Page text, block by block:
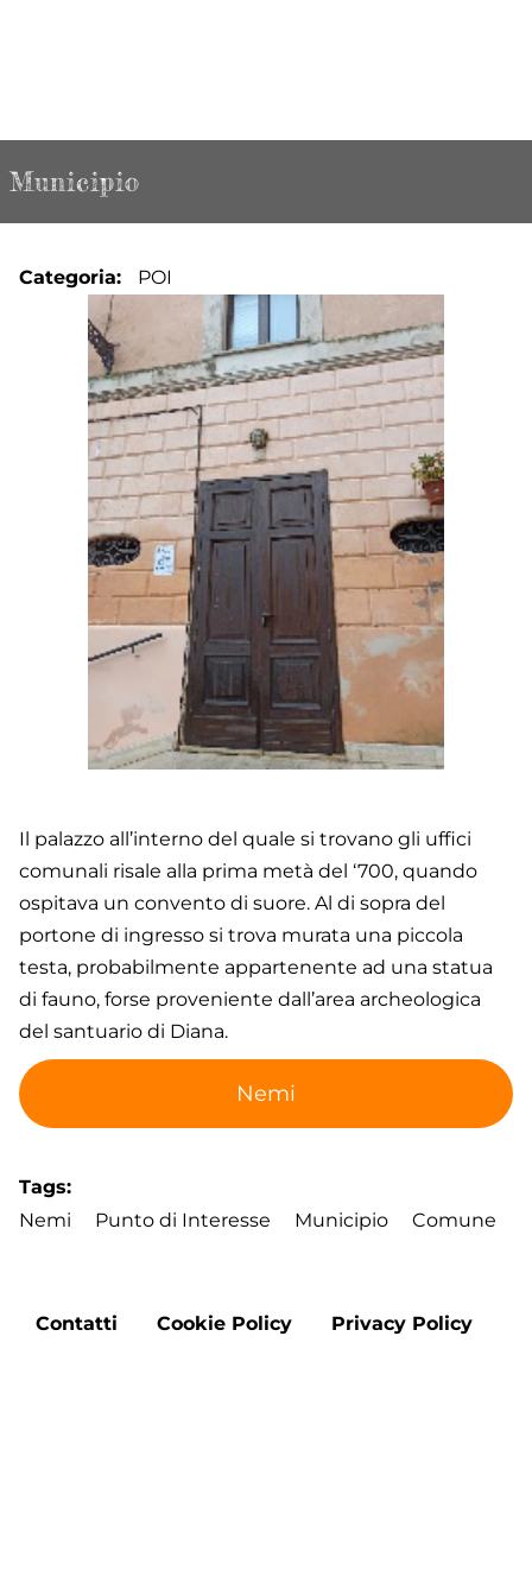
Municipio
Categoria POI
Il palazzo all’interno del quale si trovano gli uffici
comunali risale alla prima metà del ‘700, quando
ospitava un convento di suore. Al di sopra del
portone di ingresso si trova murata una piccola
testa, probabilmente appartenente ad una statua
di fauno, forse proveniente dall’area archeologica
del santuario di Diana.
Nemi
Tags
Nemi
Punto di Interesse Municipio Comune
Footer
Contatti Cookie Policy Privacy Policy